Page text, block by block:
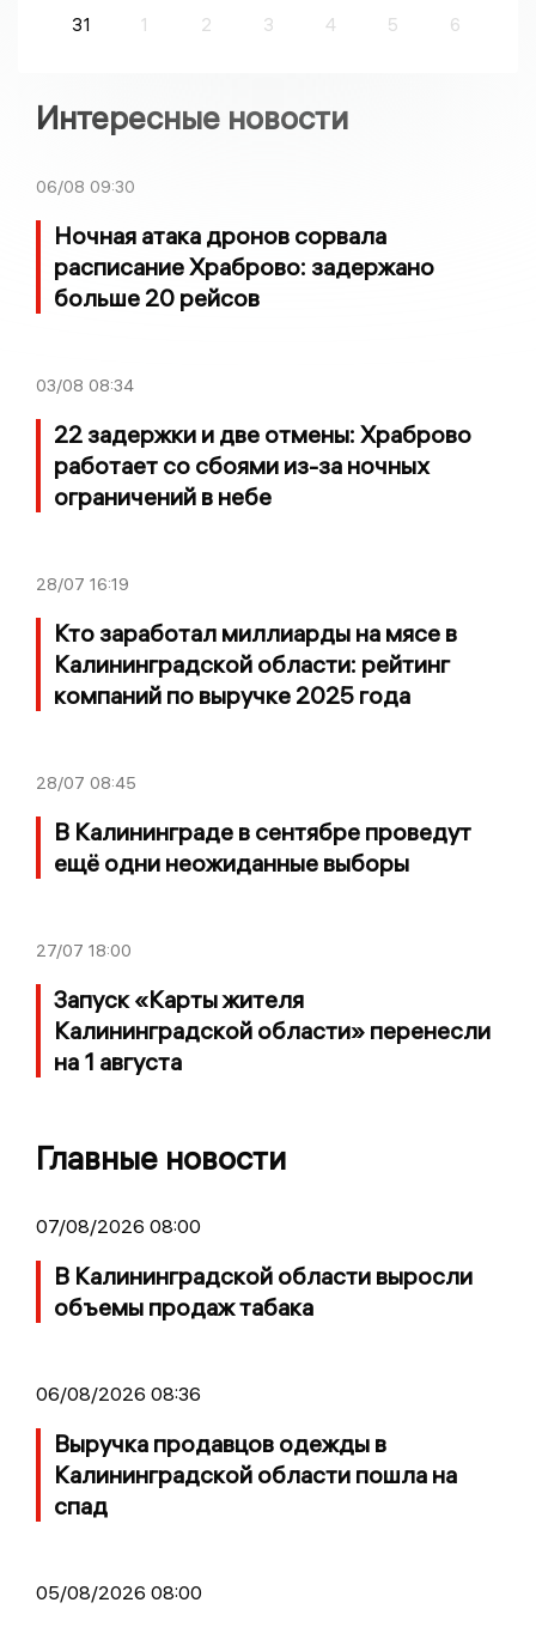
31
1 2 3 4 5 6
Интересные новости
06/08 09:30
Ночная атака дронов сорвала
расписание Храброво: задержано
больше 20 рейсов
03/08 08:34
22 задержки и две отмены: Храброво
работает со сбоями из-за ночных
ограничений в небе
28/07 16:19
Кто заработал миллиарды на мясе в
Калининградской области: рейтинг
компаний по выручке 2025 года
28/07 08:45
В Калининграде в сентябре проведут
ещё одни неожиданные выборы
27/07 18:00
Запуск «Карты жителя
Калининградской области» перенесли
на 1 августа
Главные новости
07/08/2026 08:00
В Калининградской области выросли
объемы продаж табака
06/08/2026 08:36
Выручка продавцов одежды в
Калининградской области пошла на
спад
05/08/2026 08:00